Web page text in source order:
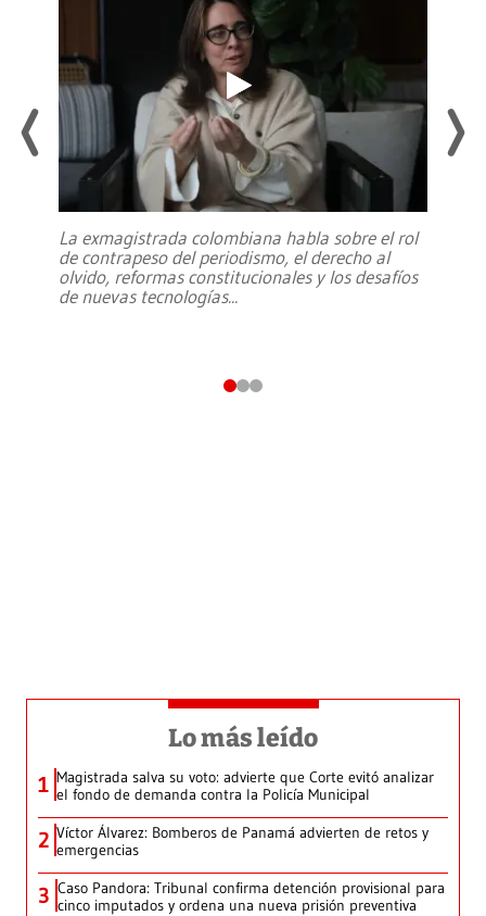
La exmagistrada colombiana habla sobre el rol
de contrapeso del periodismo, el derecho al
olvido, reformas constitucionales y los desafíos
de nuevas tecnologías...
Lo más leído
1 Magistrada salva su voto: advierte que Corte evitó analizar
el fondo de demanda contra la Policía Municipal
2 Víctor Álvarez: Bomberos de Panamá advierten de retos y
emergencias
3 Caso Pandora: Tribunal confirma detención provisional para
cinco imputados y ordena una nueva prisión preventiva